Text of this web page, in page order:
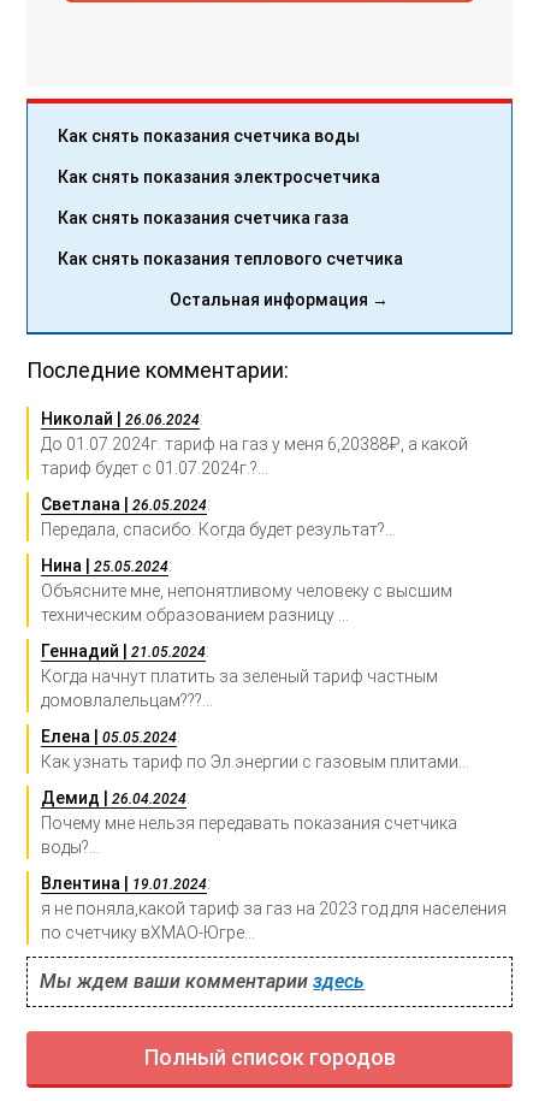
Как снять показания счетчика воды
Как снять показания электросчетчика
Как снять показания счетчика газа
Как снять показания теплового счетчика
Остальная информация →
Последние комментарии:
Николай |26.06.2024:
До 01.07.2024г. тариф на газ у меня 6,20388₽, а какой
тариф будет с 01.07.2024г.?...
Светлана |26.05.2024:
Передала, спасибо. Когда будет результат?...
Нина |25.05.2024:
Объясните мне, непонятливому человеку с высшим
техническим образованием разницу ...
Геннадий |21.05.2024:
Когда начнут платить за зеленый тариф частным
домовлалельцам???...
Елена |05.05.2024:
Как узнать тариф по Эл.энергии с газовым плитами...
Демид |26.04.2024:
Почему мне нельзя передавать показания счетчика
воды?...
Влентина | 19.01.2024:
я не поняла,какой тариф за газ на 2023 год для населения
по счетчику вХМАО-Югре...
Мы ждем ваши комментарииздесь
Полный список городов